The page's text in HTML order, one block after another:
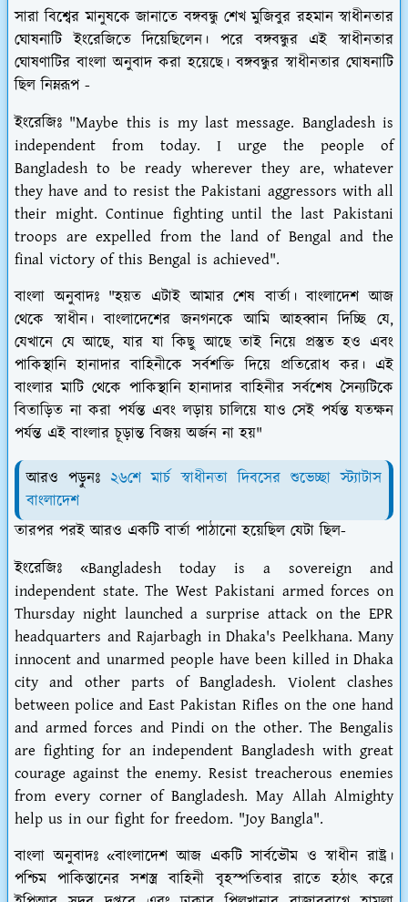
সারা বিশ্বের মানুষকে জানাতে বঙ্গবন্ধু শেখ মুজিবুর রহমান স্বাধীনতার
ঘোষনাটি ইংরেজিতে দিয়েছিলেন। পরে বঙ্গবন্ধুর এই স্বাধীনতার
ঘোষণাটির বাংলা অনুবাদ করা হয়েছে। বঙ্গবন্ধুর স্বাধীনতার ঘোষনাটি
ছিল নিম্নরূপ -
ইংরেজিঃ "Maybe this is my last message. Bangladesh is
independent from today. I urge the people of
Bangladesh to be ready wherever they are, whatever
they have and to resist the Pakistani aggressors with all
their might. Continue fighting until the last Pakistani
troops are expelled from the land of Bengal and the
final victory of this Bengal is achieved".
বাংলা অনুবাদঃ "হয়ত এটাই আমার শেষ বার্তা। বাংলাদেশ আজ
থেকে স্বাধীন। বাংলাদেশের জনগনকে আমি আহব্বান দিচ্ছি যে,
যেখানে যে আছে, যার যা কিছু আছে তাই নিয়ে প্রস্তুত হও এবং
পাকিস্থানি হানাদার বাহিনীকে সর্বশক্তি দিয়ে প্রতিরোধ কর। এই
বাংলার মাটি থেকে পাকিস্থানি হানাদার বাহিনীর সর্বশেষ সৈন্যটিকে
বিতাড়িত না করা পর্যন্ত এবং লড়ায় চালিয়ে যাও সেই পর্যন্ত যতক্ষন
পর্যন্ত এই বাংলার চূড়ান্ত বিজয় অর্জন না হয়"
আরও পড়ুনঃ২৬শে মার্চ স্বাধীনতা দিবসের শুভেচ্ছা স্ট্যাটাস
বাংলাদেশ
তারপর পরই আরও একটি বার্তা পাঠানো হয়েছিল যেটা ছিল-
ইংরেজিঃ «Bangladesh today is a sovereign and
independent state. The West Pakistani armed forces on
Thursday night launched a surprise attack on the EPR
headquarters and Rajarbagh in Dhaka's Peelkhana. Many
innocent and unarmed people have been killed in Dhaka
city and other parts of Bangladesh. Violent clashes
between police and East Pakistan Rifles on the one hand
and armed forces and Pindi on the other. The Bengalis
are fighting for an independent Bangladesh with great
courage against the enemy. Resist treacherous enemies
from every corner of Bangladesh. May Allah Almighty
help us in our fight for freedom. "Joy Bangla".
বাংলা অনুবাদঃ «বাংলাদেশ আজ একটি সার্বভৌম ও স্বাধীন রাষ্ট্র।
পশ্চিম পাকিস্তানের সশস্ত্র বাহিনী বৃহস্পতিবার রাতে হঠাৎ করে